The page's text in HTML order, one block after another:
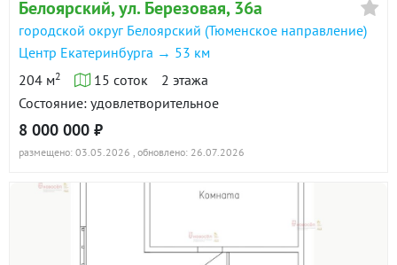
Белоярский, ул. Березовая, 36а
городской округ Белоярский (Тюменское направление)
Центр Екатеринбурга → 53 км
204 м2 15 соток
2 этажа
Состояние: удовлетворительное
8 000 000 ₽
размещено: 03.05.2026 , обновлено: 26.07.2026